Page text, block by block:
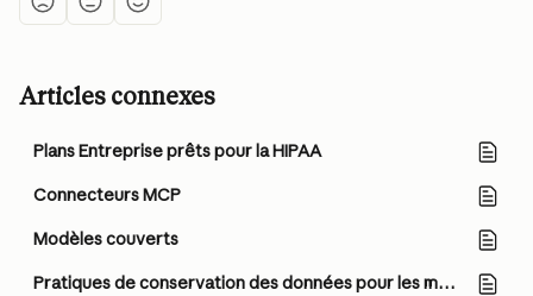
Articles connexes
Plans Entreprise prêts pour la HIPAA
Connecteurs MCP
Modèles couverts
Pratiques de conservation des données pour les modèles couverts